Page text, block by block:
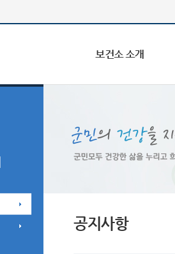
보건소 소개
공지사항